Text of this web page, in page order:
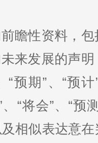
瞻性资料，
来发展的声
预期”、“预计
“将会”、“预
及相似表达意